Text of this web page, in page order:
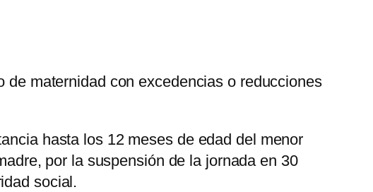
maternidad con excedencias o reducciones
hasta los 12 meses de edad del menor
por la suspensión de la jornada en 30
social.